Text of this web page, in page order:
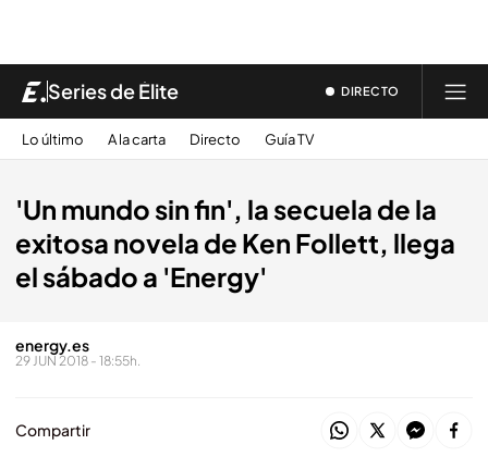
Series de Élite DIRECTO
Lo último A la carta Directo Guía TV
'Un mundo sin fin', la secuela de la
exitosa novela de Ken Follett, llega
el sábado a 'Energy'
energy.es
29 JUN 2018 - 18:55h.
Compartir